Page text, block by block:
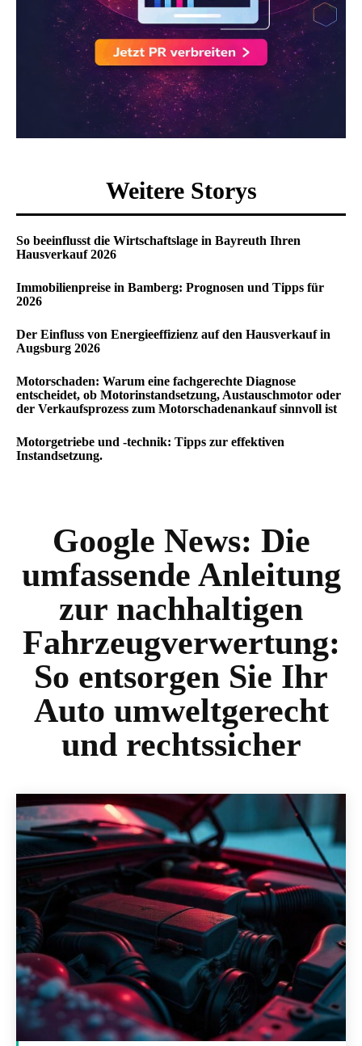
Weitere Storys
So beeinflusst die Wirtschaftslage in Bayreuth Ihren
Hausverkauf 2026
Immobilienpreise in Bamberg: Prognosen und Tipps für
2026
Der Einfluss von Energieeffizienz auf den Hausverkauf in
Augsburg 2026
Motorschaden: Warum eine fachgerechte Diagnose
entscheidet, ob Motorinstandsetzung, Austauschmotor oder
der Verkaufsprozess zum Motorschadenankauf sinnvoll ist
Motorgetriebe und -technik: Tipps zur effektiven
Instandsetzung.
Google News: Die
umfassende Anleitung
zur nachhaltigen
Fahrzeugverwertung:
So entsorgen Sie Ihr
Auto umweltgerecht
und rechtssicher